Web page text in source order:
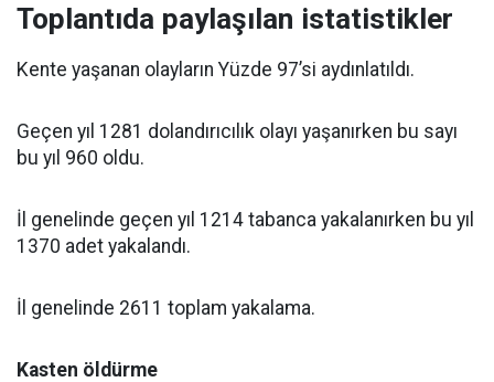
Toplantıda paylaşılan istatistikler
Kente yaşanan olayların Yüzde 97’si aydınlatıldı.
Geçen yıl 1281 dolandırıcılık olayı yaşanırken bu sayı
bu yıl 960 oldu.
İl genelinde geçen yıl 1214 tabanca yakalanırken bu yıl
1370 adet yakalandı.
İl genelinde 2611 toplam yakalama.
Kasten öldürme